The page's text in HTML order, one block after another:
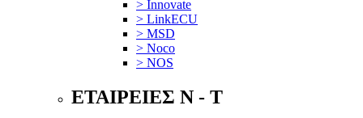
> Innovate
> LinkECU
> MSD
> Noco
> NOS
ΕΤΑΙΡΕΙΕΣ N - T